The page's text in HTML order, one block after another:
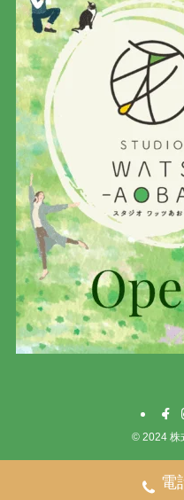
©2024 株
電